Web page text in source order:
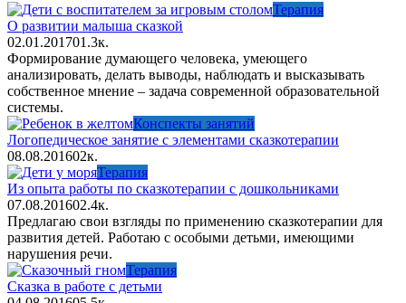
Терапия
О развитии малыша сказкой
02.01.201701.3к.
Формирование думающего человека, умеющего
анализировать, делать выводы, наблюдать и высказывать
собственное мнение – задача современной образовательной
системы.
Конспекты занятий
Логопедическое занятие с элементами сказкотерапии
08.08.201602к.
Терапия
Из опыта работы по сказкотерапии с дошкольниками
07.08.201602.4к.
Предлагаю свои взгляды по применению сказкотерапии для
развития детей. Работаю с особыми детьми, имеющими
нарушения речи.
Терапия
Сказка в работе с детьми